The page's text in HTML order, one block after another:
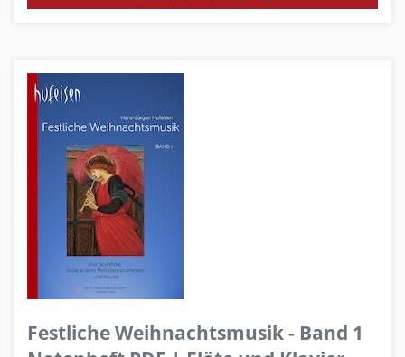
Festliche Weihnachtsmusik - Band 1